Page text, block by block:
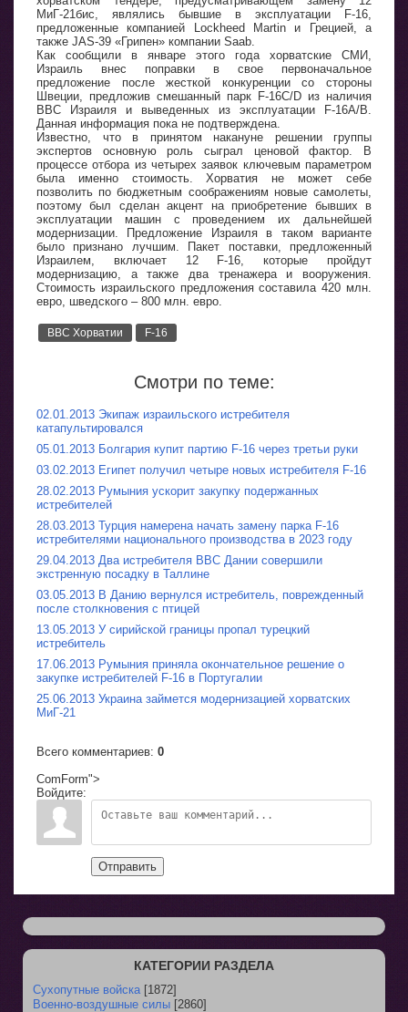
МиГ-21бис, являлись бывшие в эксплуатации F-16,
предложенные компанией Lockheed Martin и Грецией, а
также JAS-39 «Грипен» компании Saab.
Как сообщили в январе этого года хорватские СМИ,
Израиль внес поправки в свое первоначальное
предложение после жесткой конкуренции со стороны
Швеции, предложив смешанный парк F-16C/D из наличия
ВВС Израиля и выведенных из эксплуатации F-16A/B.
Данная информация пока не подтверждена.
Известно, что в принятом накануне решении группы
экспертов основную роль сыграл ценовой фактор. В
процессе отбора из четырех заявок ключевым параметром
была именно стоимость. Хорватия не может себе
позволить по бюджетным соображениям новые самолеты,
поэтому был сделан акцент на приобретение бывших в
эксплуатации машин с проведением их дальнейшей
модернизации. Предложение Израиля в таком варианте
было признано лучшим. Пакет поставки, предложенный
Израилем, включает 12 F-16, которые пройдут
модернизацию, а также два тренажера и вооружения.
Стоимость израильского предложения составила 420 млн.
евро, шведского – 800 млн. евро.
ВВС Хорватии F-16
Смотри по теме:
02.01.2013 Экипаж израильского истребителя
катапультировался
05.01.2013 Болгария купит партию F-16 через третьи руки
03.02.2013 Египет получил четыре новых истребителя F-16
28.02.2013 Румыния ускорит закупку подержанных
истребителей
28.03.2013 Турция намерена начать замену парка F-16
истребителями национального производства в 2023 году
29.04.2013 Два истребителя ВВС Дании совершили
экстренную посадку в Таллине
03.05.2013 В Данию вернулся истребитель, поврежденный
после столкновения с птицей
13.05.2013 У сирийской границы пропал турецкий
истребитель
17.06.2013 Румыния приняла окончательное решение о
закупке истребителей F-16 в Португалии
25.06.2013 Украина займется модернизацией хорватских
МиГ-21
Всего комментариев: 0
ComForm">
Войдите:
Отправить
КАТЕГОРИИ РАЗДЕЛА
Сухопутные войска [1872]
Военно-воздушные силы [2860]